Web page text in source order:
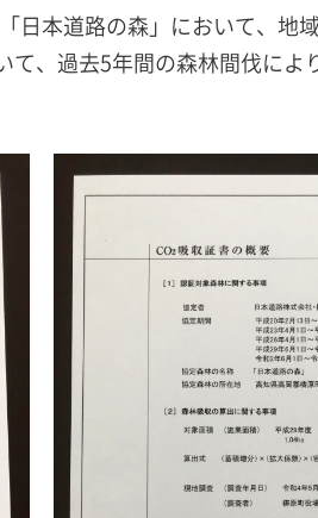
日本道路の森」において、地
、過去5年間の森林間伐によ